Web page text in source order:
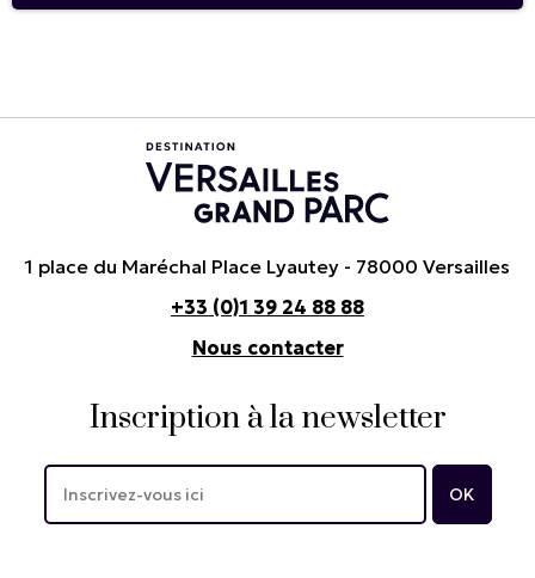
1 place du Maréchal Place Lyautey - 78000 Versailles
+33 (0)1 39 24 88 88
Nous contacter
Inscription à la newsletter